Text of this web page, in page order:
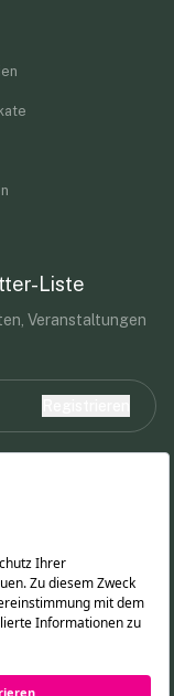
Liste
Veranstaltungen
Sie sich damit
Hotels zu